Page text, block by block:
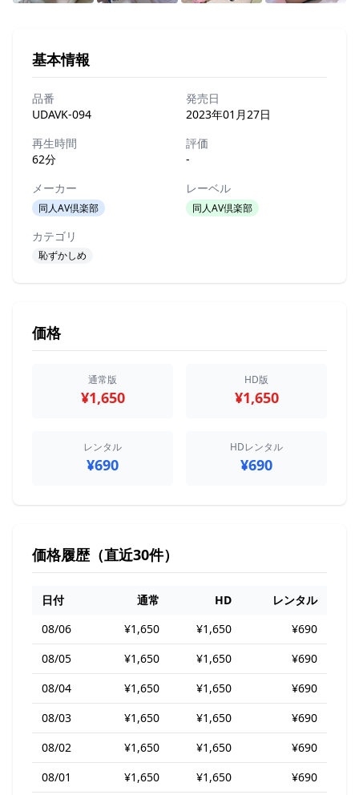
基本情報
品番
UDAVK-094
発売日
2023年01月27日
再生時間
62分
評価
-
メーカー
同人AV倶楽部
レーベル
同人AV倶楽部
カテゴリ
恥ずかしめ
価格
通常版
¥1,650
HD版
¥1,650
レンタル
¥690
HDレンタル
¥690
価格履歴（直近30件）
日付 通常 HD
レンタル
08/06
¥1,650 ¥1,650
¥690
08/05
¥1,650 ¥1,650
¥690
08/04
¥1,650 ¥1,650
¥690
08/03
¥1,650 ¥1,650
¥690
08/02
¥1,650 ¥1,650
¥690
08/01
¥1,650 ¥1,650
¥690